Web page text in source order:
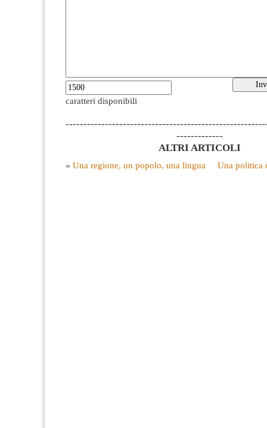
caratteri disponibili
-------------
ALTRI ARTICOLI
« Una regione, un popolo, una lingua Una politica